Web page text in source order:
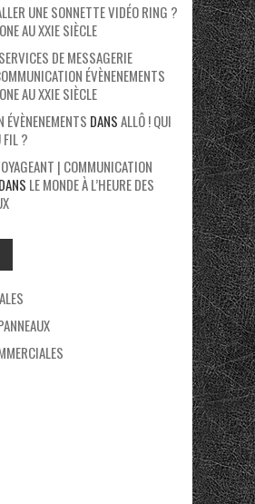
UNE SONNETTE VIDÉO RING ?
AU XXIE SIÈCLE
DE MESSAGERIE
ÉVÈNENEMENTS
AU XXIE SIÈCLE
DANSALLÔ ! QUI
FIL ?
| COMMUNICATION
DANS LE MONDE À L’HEURE DES